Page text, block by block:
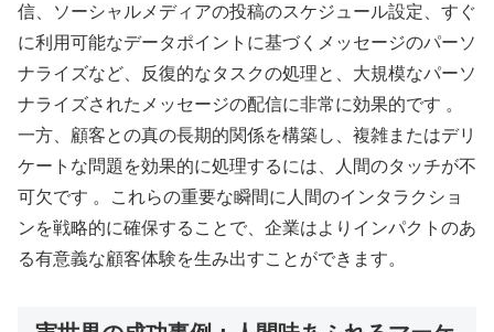
信、ソーシャルメディアの投稿のスケジュール設定、すぐ
に利用可能なデータポイントに基づくメッセージのパーソ
ナライズなど、反復的なタスクの処理と、大規模なパーソ
ナライズされたメッセージの配信に非常に効果的です 。
一方、顧客との真の長期的関係を構築し、複雑またはデリ
ケートな問題を効果的に処理するには、人間のタッチが不
可欠です 。これらの重要な瞬間に人間のインタラクショ
ンを戦略的に確保することで、企業はよりインパクトのあ
る有意義な顧客体験を生み出すことができます。